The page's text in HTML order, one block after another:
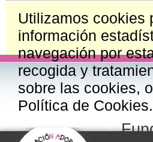
Utilizamos cookies
información
navegación por
recogida y
sobre las cookies,
Política de Cookies.